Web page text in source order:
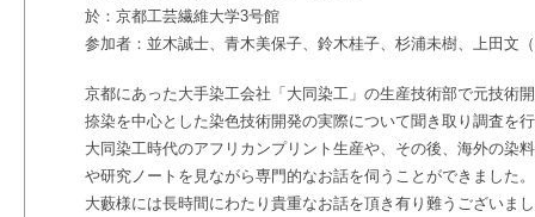
於：京都工芸繊維大学3号館
参加者：並木誠士、青木美保子、鈴木桂子、杉浦未樹、上田文
京都にあった大手染工会社「大同染工」の生産技術部で元技術
捺染を中心とした染色技術開発の実際について聞き取り調査を
大同染工時代のアフリカンプリント生産や、その後、海外の染
や研究ノートを見ながら専門的なお話を伺うことができました。
大藪様には長時間にわたり貴重なお話を頂き有り難うございま